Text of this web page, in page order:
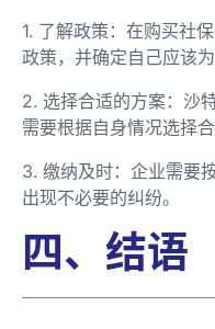
1. 了解政策：在购买社
政策，并确定自己应该
2. 选择合适的方案：沙
需要根据自身情况选择合
3. 缴纳及时：企业需要
出现不必要的纠纷。
四、结语